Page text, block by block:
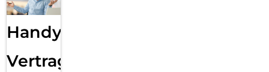
Handy
Vertragsabwicklung